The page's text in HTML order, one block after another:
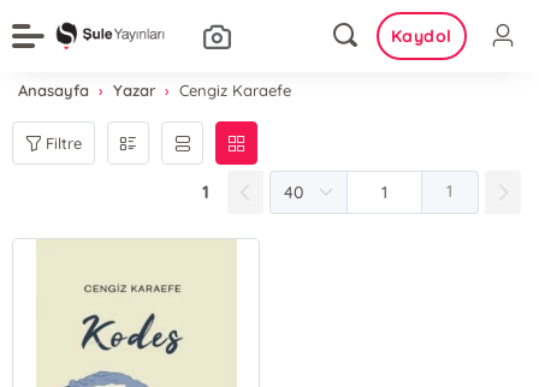
Kaydol
Anasayfa Yazar Cengiz Karaefe
Filtre
1 1